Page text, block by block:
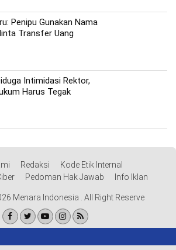
Penipu Gunakan Nama
Transfer Uang
Intimidasi Rektor,
Harus Tegak
Redaksi
Kode Etik Internal
Pedoman Hak Jawab Info Iklan
Menara Indonesia . All Right Reserve